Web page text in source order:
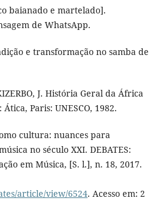
baianado e martelado].
de WhatsApp.
e transformação no samba de
J. História Geral da África
Paris: UNESCO, 1982.
cultura: nuances para
no século XXI. DEBATES:
em Música, [S. l.], n. 18, 2017.
article/view/6524. Acesso em: 2